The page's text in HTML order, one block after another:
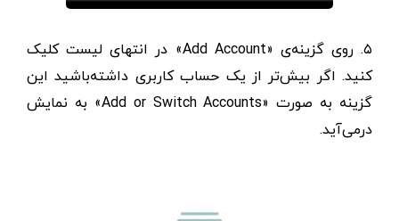
۵. روی گزینه‌ی «Add Account» در انتهای لیست کلیک
کنید. اگر بیش‌تر از یک حساب کاربری داشته‌باشید این
گزینه به صورت «Add or Switch Accounts» به نمایش
درمی‌آید.